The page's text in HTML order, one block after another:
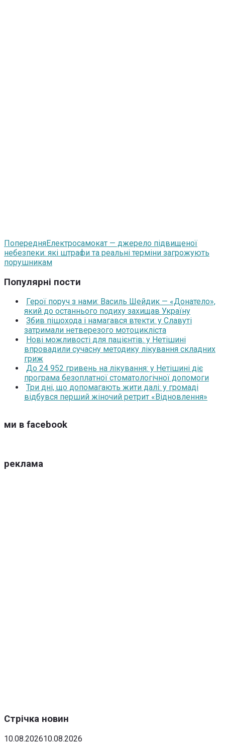
ПопередняЕлектросамокат — джерело підвищеної
небезпеки: які штрафи та реальні терміни загрожують
порушникам
Популярні пости
Герої поруч з нами: Василь Шейдик — «Донатело»,
який до останнього подиху захищав Україну
Збив пішохода і намагався втекти: у Славуті
затримали нетверезого мотоцикліста
Нові можливості для пацієнтів: у Нетішині
впровадили сучасну методику лікування складних
гриж
До 24 952 гривень на лікування: у Нетішині діє
програма безоплатної стоматологічної допомоги
Три дні, що допомагають жити далі: у громаді
відбувся перший жіночий ретрит «Відновлення»
ми в facebook
реклама
Стрічка новин
10.08.202610.08.2026